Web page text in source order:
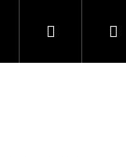
KÁVAHľadať